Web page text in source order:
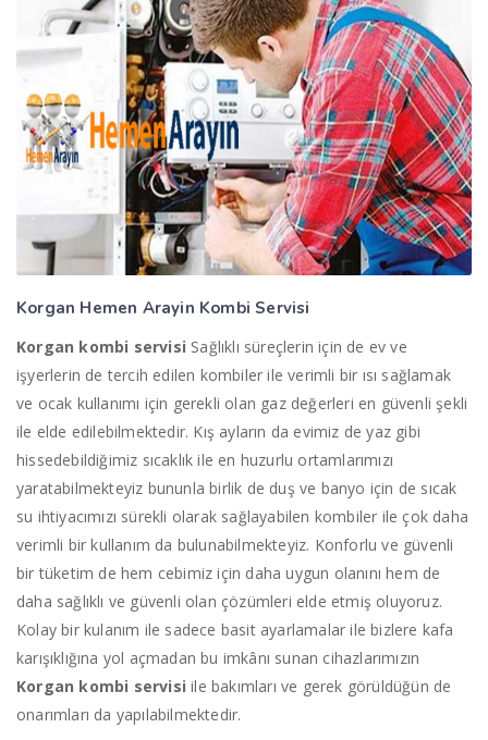
Korgan Hemen Arayin Kombi Servisi
Korgan kombi servisi Sağlıklı süreçlerin için de ev ve
işyerlerin de tercih edilen kombiler ile verimli bir ısı sağlamak
ve ocak kullanımı için gerekli olan gaz değerleri en güvenli şekli
ile elde edilebilmektedir. Kış ayların da evimiz de yaz gibi
hissedebildiğimiz sıcaklık ile en huzurlu ortamlarımızı
yaratabilmekteyiz bununla birlik de duş ve banyo için de sıcak
su ihtiyacımızı sürekli olarak sağlayabilen kombiler ile çok daha
verimli bir kullanım da bulunabilmekteyiz. Konforlu ve güvenli
bir tüketim de hem cebimiz için daha uygun olanını hem de
daha sağlıklı ve güvenli olan çözümleri elde etmiş oluyoruz.
Kolay bir kulanım ile sadece basit ayarlamalar ile bizlere kafa
karışıklığına yol açmadan bu imkânı sunan cihazlarımızın
Korgan kombi servisi ile bakımları ve gerek görüldüğün de
onarımları da yapılabilmektedir.